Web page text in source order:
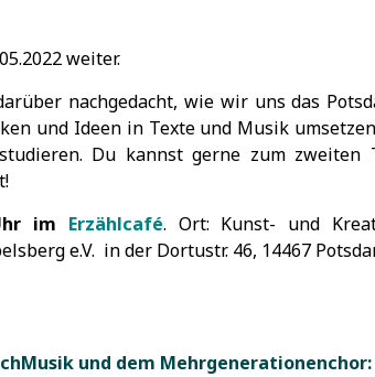
weiter.
nachgedacht, wie wir uns das
und Ideen in Texte und Musik
Du kannst gerne zum zweiten
im Erzählcafé. Ort: Kunst- und
e.V. in der Dortustr. 46, 14467
und dem Mehrgenerationenchor: